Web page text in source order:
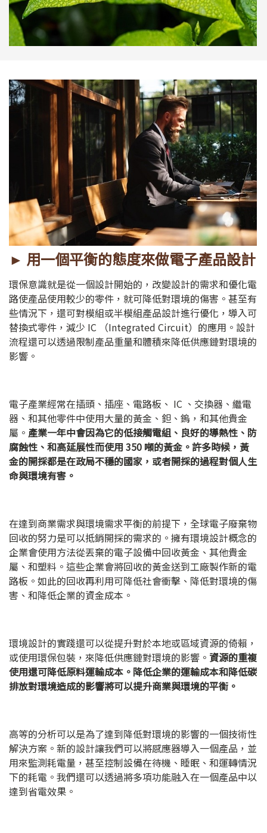
► 用一個平衡的態度來做電子產品設計
環保意識就是從一個設計開始的，改變設計的需求和優化電
路使產品使用較少的零件，就可降低對環境的傷害。甚至有
些情況下，還可對模組或半模組產品設計進行優化，導入可
替換式零件，減少 IC （Integrated Circuit）的應用。設計
流程還可以透過限制產品重量和體積來降低供應鏈對環境的
影響。
電子產業經常在插頭、插座、電路板、 IC 、交換器、繼電
器、和其他零件中使用大量的黃金、鉭、鎢，和其他貴金
屬。 產業一年中會因為它的低接觸電組、良好的導熱性、防
腐蝕性、和高延展性而使用 350 噸的黃金。許多時候，黃
金的開採都是在政局不穩的國家，或者開採的過程對個人生
命與環境有害。
在達到商業需求與環境需求平衡的前提下，全球電子廢棄物
回收的努力是可以抵銷開採的需求的。擁有環境設計概念的
企業會使用方法從丟棄的電子設備中回收黃金、其他貴金
屬、和塑料。這些企業會將回收的黃金送到工廠製作新的電
路板。如此的回收再利用可降低社會衝擊、降低對環境的傷
害、和降低企業的資金成本。
環境設計的實踐還可以從提升對於本地或區域資源的倚賴，
或使用環保包裝，來降低供應鏈對環境的影響。 資源的重複
使用還可降低原料運輸成本。降低企業的運輸成本和降低碳
排放對環境造成的影響將可以提升商業與環境的平衡。
高等的分析可以是為了達到降低對環境的影響的一個技術性
解決方案。新的設計讓我們可以將感應器導入一個產品，並
用來監測耗電量，甚至控制設備在待機、睡眠、和運轉情況
下的耗電。我們還可以透過將多項功能融入在一個產品中以
達到省電效果。